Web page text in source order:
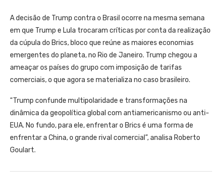
A decisão de Trump contra o Brasil ocorre na mesma semana
em que Trump e Lula trocaram críticas por conta da realização
da cúpula do Brics, bloco que reúne as maiores economias
emergentes do planeta, no Rio de Janeiro. Trump chegou a
ameaçar os países do grupo com imposição de tarifas
comerciais, o que agora se materializa no caso brasileiro.
“Trump confunde multipolaridade e transformações na
dinâmica da geopolítica global com antiamericanismo ou anti-
EUA. No fundo, para ele, enfrentar o Brics é uma forma de
enfrentar a China, o grande rival comercial”, analisa Roberto
Goulart.